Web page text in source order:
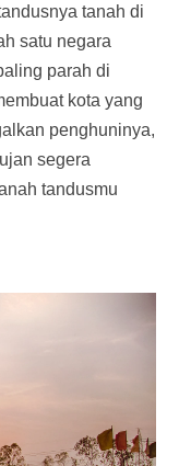
tanah di
satu negara
parah di
kota yang
penghuninya,
segera
tandusmu